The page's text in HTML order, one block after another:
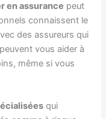
en assurance peut
connaissent le
des assureurs qui
vous aider à
même si vous
qui